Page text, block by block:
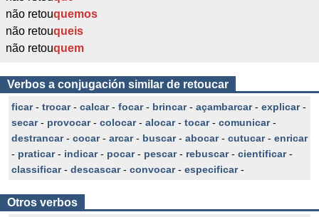
não retouquemos
não retouqueis
não retouquem
Verbos a conjugación similar de retoucar
ficar- trocar- calcar- focar- brincar- açambarcar- explicar-
secar- provocar- colocar- alocar- tocar- comunicar-
destrancar- cocar- arcar- buscar- abocar- cutucar- enricar
- praticar- indicar- pocar- pescar- rebuscar- cientificar-
classificar- descascar- convocar- especificar-
Otros verbos